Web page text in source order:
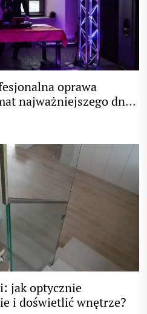
oprawa
najważniejszego dnia
jak optycznie
i doświetlić wnętrze?